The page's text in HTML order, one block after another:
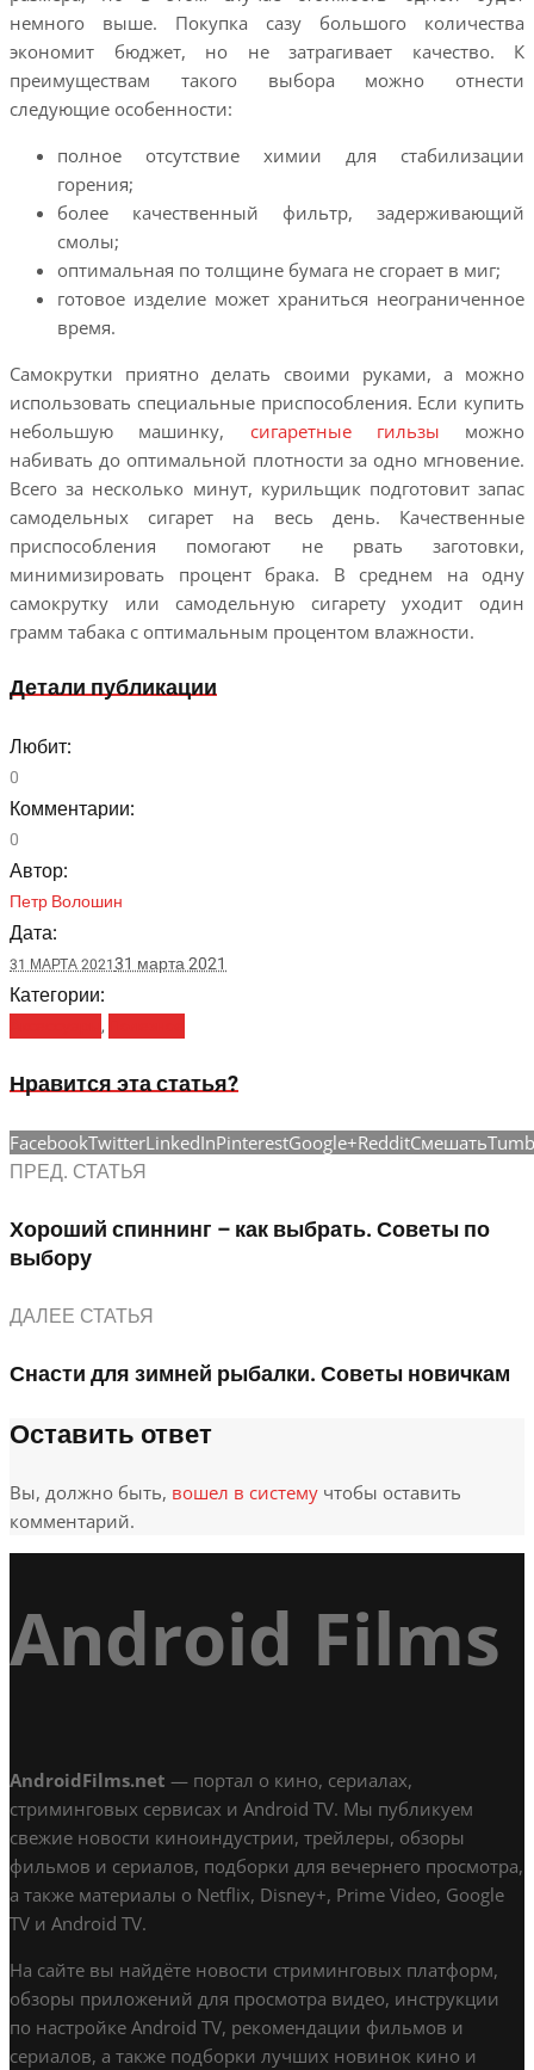
немного выше. Покупка сазу большого количества
экономит бюджет, но не затрагивает качество. К
преимуществам такого выбора можно отнести
следующие особенности:
полное отсутствие химии для стабилизации
горения;
более качественный фильтр, задерживающий
смолы;
оптимальная по толщине бумага не сгорает в миг;
готовое изделие может храниться неограниченное
время.
Самокрутки приятно делать своими руками, а можно
использовать специальные приспособления. Если купить
небольшую машинку, сигаретные гильзы можно
набивать до оптимальной плотности за одно мгновение.
Всего за несколько минут, курильщик подготовит запас
самодельных сигарет на весь день. Качественные
приспособления помогают не рвать заготовки,
минимизировать процент брака. В среднем на одну
самокрутку или самодельную сигарету уходит один
грамм табака с оптимальным процентом влажности.
Детали публикации
Любит:
0
Комментарии:
0
Автор:
Петр Волошин
Дата:
31 МАРТА 202131 марта 2021
Категории:
,
Нравится эта статья?
FacebookTwitterLinkedInPinterestGoogle+RedditСмешать
ПРЕД. СТАТЬЯ
Хороший спиннинг – как выбрать. Советы по
выбору
ДАЛЕЕ СТАТЬЯ
Снасти для зимней рыбалки. Советы новичкам
Оставить ответ
Вы, должно быть, вошел в систему чтобы оставить
комментарий.
Android Films
AndroidFilms.net — портал о кино, сериалах,
стриминговых сервисах и Android TV. Мы публикуем
свежие новости киноиндустрии, трейлеры, обзоры
фильмов и сериалов, подборки для вечернего просмотра,
а также материалы о Netflix, Disney+, Prime Video, Google
TV и Android TV.
На сайте вы найдёте новости стриминговых платформ,
обзоры приложений для просмотра видео, инструкции
по настройке Android TV, рекомендации фильмов и
сериалов, а также подборки лучших новинок кино и